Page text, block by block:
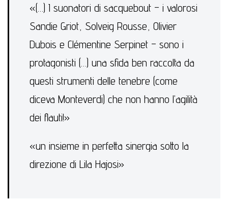
«(…) I suonatori di sacquebout – i valorosi
Sandie Griot, Solveig Rousse, Olivier
Dubois e Clémentine Serpinet – sono i
protagonisti (…) una sfida ben raccolta da
questi strumenti delle tenebre (come
diceva Monteverdi) che non hanno l’agilità
dei flauti!»
«un insieme in perfetta sinergia sotto la
direzione di Lila Hajosi»